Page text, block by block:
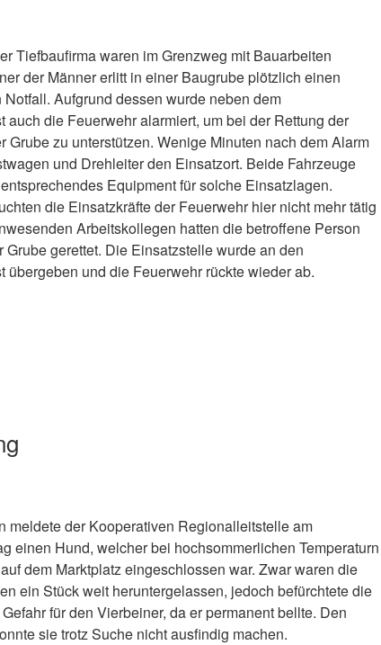
Tiefbaufirma waren im Grenzweg mit Bauarbeiten
der Männer erlitt in einer Baugrube plötzlich einen
Aufgrund dessen wurde neben dem
auch die Feuerwehr alarmiert, um bei der Rettung der
Grube zu unterstützen. Wenige Minuten nach dem Alarm
und Drehleiter den Einsatzort. Beide Fahrzeuge
Equipment für solche Einsatzlagen.
die Einsatzkräfte der Feuerwehr hier nicht mehr tätig
Arbeitskollegen hatten die betroffene Person
Grube gerettet. Die Einsatzstelle wurde an den
übergeben und die Feuerwehr rückte wieder ab.
jmb
meldete der Kooperativen Regionalleitstelle am
einen Hund, welcher bei hochsommerlichen Temperaturn
dem Marktplatz eingeschlossen war. Zwar waren die
ein Stück weit heruntergelassen, jedoch befürchtete die
für den Vierbeiner, da er permanent bellte. Den
sie trotz Suche nicht ausfindig machen.